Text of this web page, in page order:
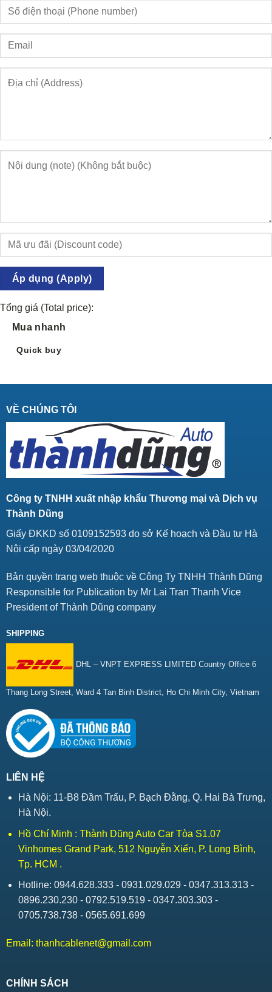
Áp dụng (Apply)
Tổng giá (Total price):
Mua nhanh
Quick buy
VỀ CHÚNG TÔI
Công ty TNHH xuất nhập khẩu Thương mại và Dịch vụ
Thành Dũng
Giấy ĐKKD số 0109152593 do sở Kế hoạch và Đầu tư Hà
Nội cấp ngày 03/04/2020
Bản quyền trang web thuộc về Công Ty TNHH Thành Dũng
Responsible for Publication by Mr Lai Tran Thanh Vice
President of Thành Dũng company
SHIPPING
DHL – VNPT EXPRESS LIMITED Country Office 6
Thang Long Street, Ward 4 Tan Binh District, Ho Chi Minh City, Vietnam
LIÊN HỆ
Hà Nội: 11-B8 Đầm Trấu, P. Bạch Đằng, Q. Hai Bà Trưng,
Hà Nội.
Hồ Chí Minh : Thành Dũng Auto Car Tòa S1.07
Vinhomes Grand Park, 512 Nguyễn Xiển, P. Long Bình,
Tp. HCM .
Hotline: 0944.628.333 - 0931.029.029 - 0347.313.313 -
0896.230.230 - 0792.519.519 - 0347.303.303 -
0705.738.738 - 0565.691.699
Email: thanhcablenet@gmail.com
CHÍNH SÁCH